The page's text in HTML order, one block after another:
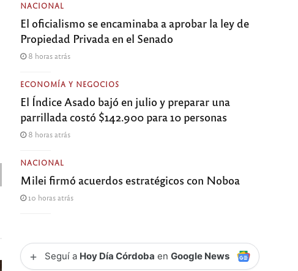
NACIONAL
El oficialismo se encaminaba a aprobar la ley de
Propiedad Privada en el Senado
8 horas atrás
ECONOMÍA Y NEGOCIOS
El Índice Asado bajó en julio y preparar una
parrillada costó $142.900 para 10 personas
8 horas atrás
NACIONAL
Milei firmó acuerdos estratégicos con Noboa
10 horas atrás
+ Seguí a Hoy Día Córdoba enGoogle News